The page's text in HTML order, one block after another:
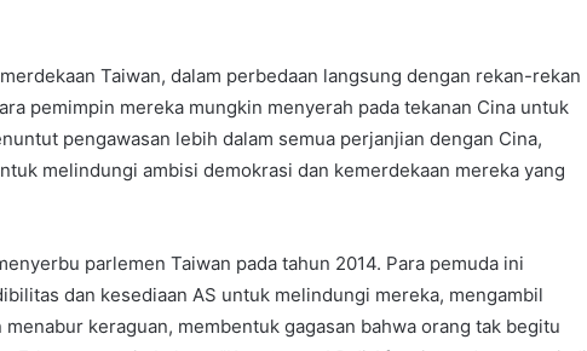
Taiwan, dalam perbedaan langsung dengan rekan-rekan
pemimpin mereka mungkin menyerah pada tekanan Cina untuk
pengawasan lebih dalam semua perjanjian dengan Cina,
melindungi ambisi demokrasi dan kemerdekaan mereka yang
parlemen Taiwan pada tahun 2014. Para pemuda ini
dan kesediaan AS untuk melindungi mereka, mengambil
keraguan, membentuk gagasan bahwa orang tak begitu